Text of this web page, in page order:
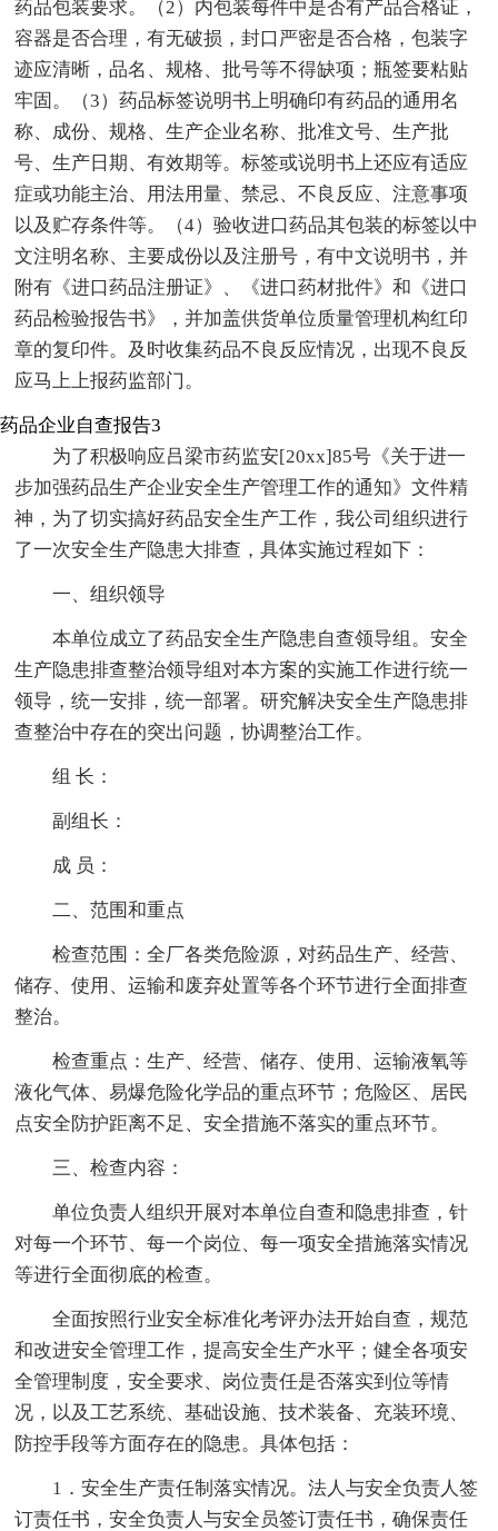
药品包装要求。（2）内包装每件中是否有产品合格证，
容器是否合理，有无破损，封口严密是否合格，包装字
迹应清晰，品名、规格、批号等不得缺项；瓶签要粘贴
牢固。（3）药品标签说明书上明确印有药品的通用名
称、成份、规格、生产企业名称、批准文号、生产批
号、生产日期、有效期等。标签或说明书上还应有适应
症或功能主治、用法用量、禁忌、不良反应、注意事项
以及贮存条件等。（4）验收进口药品其包装的标签以中
文注明名称、主要成份以及注册号，有中文说明书，并
附有《进口药品注册证》、《进口药材批件》和《进口
药品检验报告书》，并加盖供货单位质量管理机构红印
章的复印件。及时收集药品不良反应情况，出现不良反
应马上上报药监部门。
药品企业自查报告3
为了积极响应吕梁市药监安[20xx]85号《关于进一
步加强药品生产企业安全生产管理工作的通知》文件精
神，为了切实搞好药品安全生产工作，我公司组织进行
了一次安全生产隐患大排查，具体实施过程如下：
一、组织领导
本单位成立了药品安全生产隐患自查领导组。安全
生产隐患排查整治领导组对本方案的实施工作进行统一
领导，统一安排，统一部署。研究解决安全生产隐患排
查整治中存在的突出问题，协调整治工作。
组 长：
副组长：
成 员：
二、范围和重点
检查范围：全厂各类危险源，对药品生产、经营、
储存、使用、运输和废弃处置等各个环节进行全面排查
整治。
检查重点：生产、经营、储存、使用、运输液氧等
液化气体、易爆危险化学品的重点环节；危险区、居民
点安全防护距离不足、安全措施不落实的重点环节。
三、检查内容：
单位负责人组织开展对本单位自查和隐患排查，针
对每一个环节、每一个岗位、每一项安全措施落实情况
等进行全面彻底的检查。
全面按照行业安全标准化考评办法开始自查，规范
和改进安全管理工作，提高安全生产水平；健全各项安
全管理制度，安全要求、岗位责任是否落实到位等情
况，以及工艺系统、基础设施、技术装备、充装环境、
防控手段等方面存在的隐患。具体包括：
1．安全生产责任制落实情况。法人与安全负责人签
订责任书，安全负责人与安全员签订责任书，确保责任